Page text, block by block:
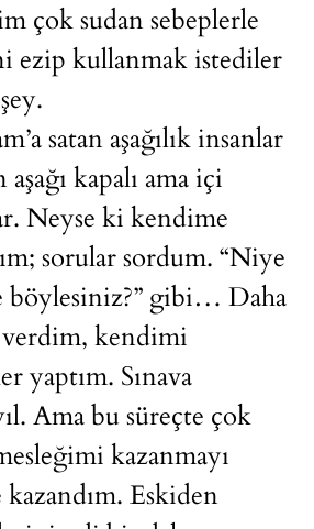
çok sudan sebeplerle
ezip kullanmak istediler
satan aşağılık insanlar
kapalı ama içi
Neyse ki kendime
sorular sordum. “Niye
böylesiniz?” gibi… Daha
verdim, kendimi
yaptım. Sınava
Ama bu süreçte çok
kazanmayı
Eskiden